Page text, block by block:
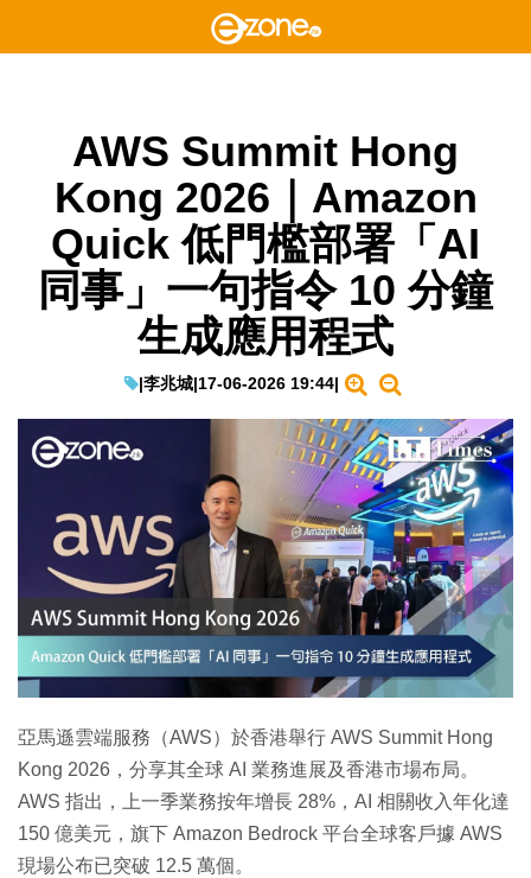
AWS Summit Hong
Kong 2026｜Amazon
Quick 低門檻部署「AI
同事」一句指令 10 分鐘
生成應用程式
|李兆城|17-06-2026 19:44|
亞馬遜雲端服務（AWS）於香港舉行 AWS Summit Hong
Kong 2026，分享其全球 AI 業務進展及香港市場布局。
AWS 指出，上一季業務按年增長 28%，AI 相關收入年化達
150 億美元，旗下 Amazon Bedrock 平台全球客戶據 AWS
現場公布已突破 12.5 萬個。